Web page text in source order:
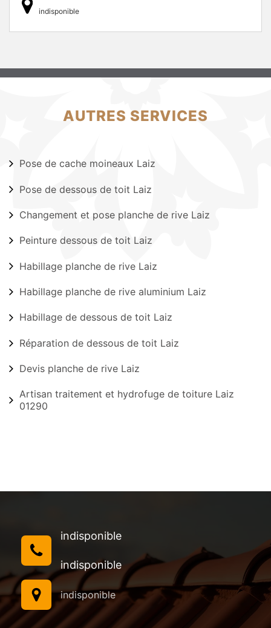
indisponible
AUTRES SERVICES
Pose de cache moineaux Laiz
Pose de dessous de toit Laiz
Changement et pose planche de rive Laiz
Peinture dessous de toit Laiz
Habillage planche de rive Laiz
Habillage planche de rive aluminium Laiz
Habillage de dessous de toit Laiz
Réparation de dessous de toit Laiz
Devis planche de rive Laiz
Artisan traitement et hydrofuge de toiture Laiz
01290
indisponible
indisponible
indisponible